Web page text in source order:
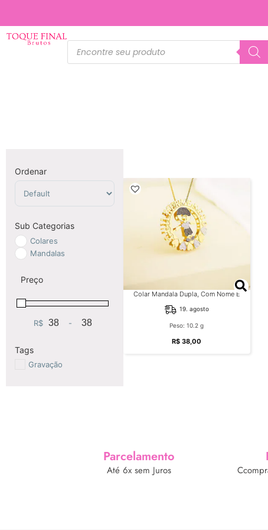
Ordenar
Sort Products
Sub Categorias
Colares
Mandalas
Preço
R$ Minimum Price
-Maximum Price
Tags
Gravação
Colar Mandala Dupla, Com Nome E
19. agosto
Peso: 10.2 g
R$ 38,00
Parcelamento
Até 6x sem Juros